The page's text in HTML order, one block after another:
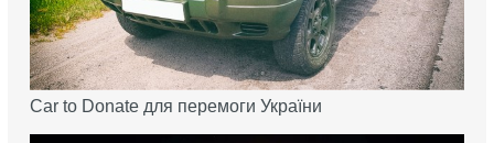
Car to Donate для перемоги України